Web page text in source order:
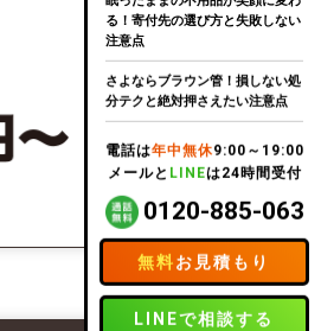
る！寄付先の選び方と失敗しない
注意点
さよならブラウン管！損しない処
分テクと絶対押さえたい注意点
電話は年中無休9:00～19:00
メールと LINEは24時間受付
0120-885-063
無料お見積もり
LINEで相談する